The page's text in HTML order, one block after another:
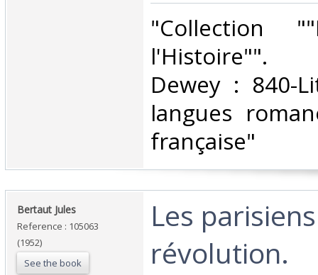
‎"Collection
l'Histoire"".
Dewey : 840-
langues
française"‎
‎Bertaut Jules‎
Reference : 105063
(1952)
See the book
‎Les
révolution.‎